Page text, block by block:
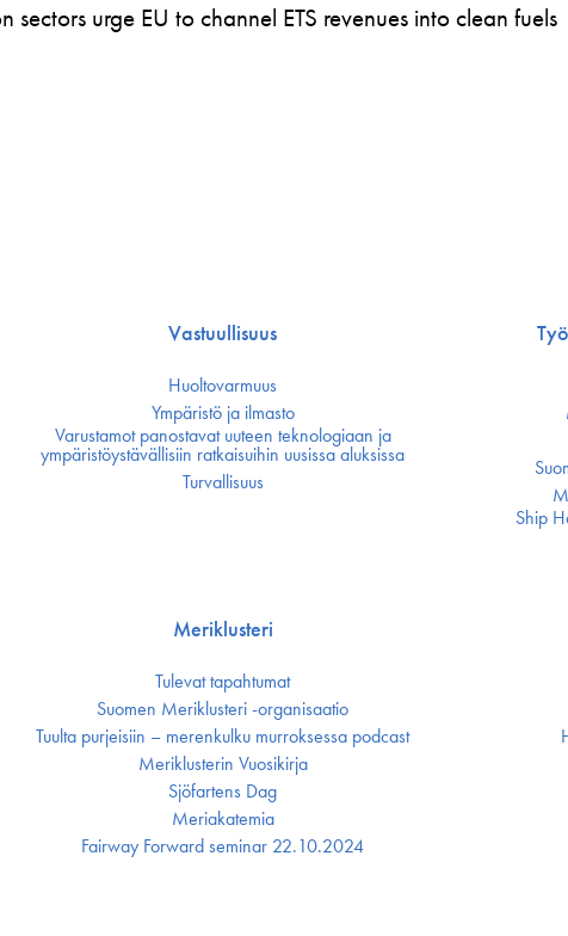
urge EU to channel ETS revenues into clean fuels
Vastuullisuus
Huoltovarmuus
Ympäristö ja ilmasto
Varustamot panostavat uuteen teknologiaan ja
ympäristöystävällisiin ratkaisuihin uusissa aluksissa
Turvallisuus
Ship
Meriklusteri
Tulevat tapahtumat
Suomen Meriklusteri -organisaatio
Tuulta purjeisiin – merenkulku murroksessa podcast
Meriklusterin Vuosikirja
Sjöfartens Dag
Meriakatemia
Fairway Forward seminar 22.10.2024